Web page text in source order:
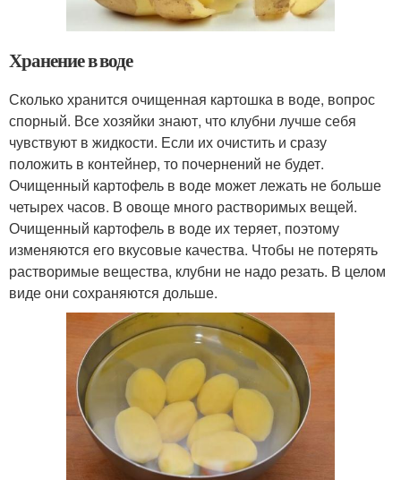
Хранение в воде
Сколько хранится очищенная картошка в воде, вопрос
спорный. Все хозяйки знают, что клубни лучше себя
чувствуют в жидкости. Если их очистить и сразу
положить в контейнер, то почернений не будет.
Очищенный картофель в воде может лежать не больше
четырех часов. В овоще много растворимых вещей.
Очищенный картофель в воде их теряет, поэтому
изменяются его вкусовые качества. Чтобы не потерять
растворимые вещества, клубни не надо резать. В целом
виде они сохраняются дольше.